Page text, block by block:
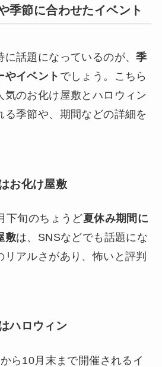
季節に合わせたイベント
に話題になっているのが、季
やイベント でしょう。こちら
気のお化け屋敷とハロウィン
る季節や、期間などの詳細を
お化け屋敷
下旬のちょうど夏休み期間に
敷は、SNSなどでも話題にな
リアルさがあり、怖いと評判
ハロウィン
ら10月末まで開催されるイ